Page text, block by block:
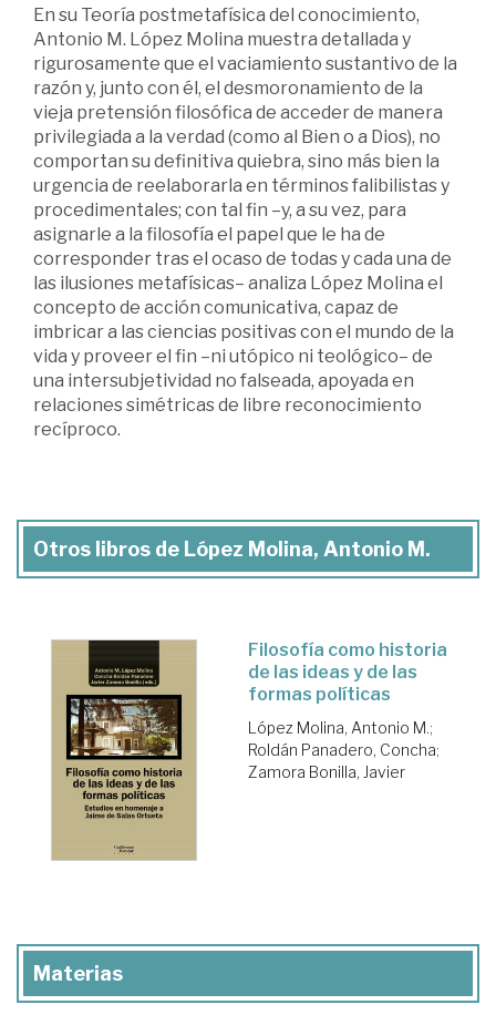
En su Teoría postmetafísica del conocimiento,
Antonio M. López Molina muestra detallada y
rigurosamente que el vaciamiento sustantivo de la
razón y, junto con él, el desmoronamiento de la
vieja pretensión filosófica de acceder de manera
privilegiada a la verdad (como al Bien o a Dios), no
comportan su definitiva quiebra, sino más bien la
urgencia de reelaborarla en términos falibilistas y
procedimentales; con tal fin –y, a su vez, para
asignarle a la filosofía el papel que le ha de
corresponder tras el ocaso de todas y cada una de
las ilusiones metafísicas– analiza López Molina el
concepto de acción comunicativa, capaz de
imbricar a las ciencias positivas con el mundo de la
vida y proveer el fin –ni utópico ni teológico– de
una intersubjetividad no falseada, apoyada en
relaciones simétricas de libre reconocimiento
recíproco.
Otros libros de López Molina, Antonio M.
Filosofía como historia
de las ideas y de las
formas políticas
López Molina, Antonio M.;
Roldán Panadero, Concha;
Zamora Bonilla, Javier
Materias